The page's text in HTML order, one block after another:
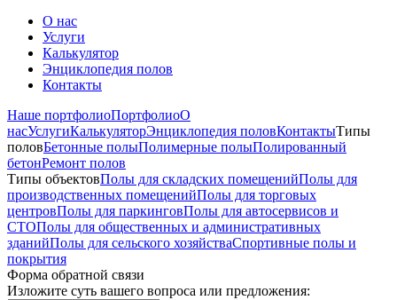
О нас
Услуги
Калькулятор
Энциклопедия полов
Контакты
Наше портфолиоПортфолиоО
насУслугиКалькуляторЭнциклопедия половКонтактыТипы
половБетонные полыПолимерные полыПолированный
бетонРемонт полов
Типы объектовПолы для складских помещенийПолы для
производственных помещенийПолы для торговых
центровПолы для паркинговПолы для автосервисов и
СТОПолы для общественных и административных
зданийПолы для сельского хозяйстваСпортивные полы и
покрытия
Форма обратной связи
Изложите суть вашего вопроса или предложения: